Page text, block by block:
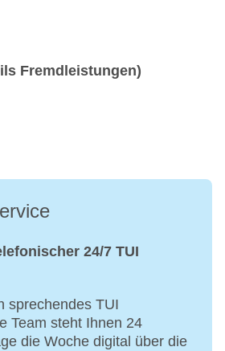
Fremdleistungen)
24/7 TUI
sprechendes TUI
Team steht Ihnen 24
die Woche digital über die